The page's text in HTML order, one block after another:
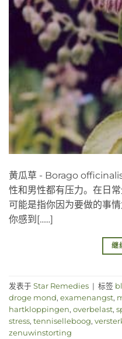
黄瓜草 - Borago
性和男性都有压力。在日
可能是指你因为要做的事
你感到[......]
继
发表于 Star Remedies | 标签
droge mond, examenangst,
hartkloppingen, overbelast,
stress, tenniselleboog,
zenuwinstorting